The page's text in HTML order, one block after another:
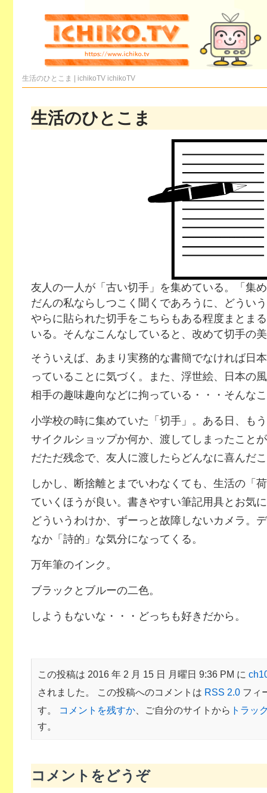
生活のひとこま | ichikoTV ichikoTV
生活のひとこま
友人の一人が「古い切手」を集めている。「集
だんの私ならしつこく聞くであろうに、どうい
やらに貼られた切手をこちらもある程度まとま
いる。そんなこんなしていると、改めて切手の
そういえば、あまり実務的な書簡でなければ日
っていることに気づく。また、浮世絵、日本の
相手の趣味趣向などに拘っている・・・そんな
小学校の時に集めていた「切手」。ある日、も
サイクルショップか何か、渡してしまったこと
だただ残念で、友人に渡したらどんなに喜んだ
しかし、断捨離とまでいわなくても、生活の「
ていくほうが良い。書きやすい筆記用具とお気
どういうわけか、ずーっと故障しないカメラ。
なか「詩的」な気分になってくる。
万年筆のインク。
ブラックとブルーの二色。
しようもないな・・・どっちも好きだから。
この投稿は 2016 年 2 月 15 日 月曜日 9:36 PM に
されました。 この投稿へのコメントは RSS 2.0フィ
す。
コメントを残すか、ご自分のサイトから トラッ
す。
コメントをどうぞ